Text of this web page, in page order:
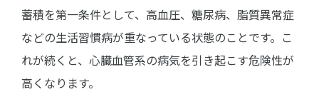
蓄積を第一条件として、高血圧、糖尿病、脂質異常症
などの生活習慣病が重なっている状態のことです。こ
れが続くと、心臓血管系の病気を引き起こす危険性が
高くなります。